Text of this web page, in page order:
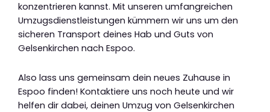
konzentrieren kannst. Mit unseren umfangreichen
Umzugsdienstleistungen kümmern wir uns um den
sicheren Transport deines Hab und Guts von
Gelsenkirchen nach Espoo.
Also lass uns gemeinsam dein neues Zuhause in
Espoo finden! Kontaktiere uns noch heute und wir
helfen dir dabei, deinen Umzug von Gelsenkirchen